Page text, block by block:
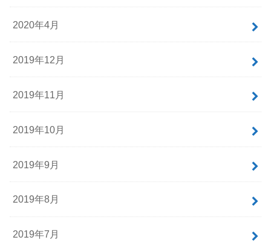
2020年4月
2019年12月
2019年11月
2019年10月
2019年9月
2019年8月
2019年7月